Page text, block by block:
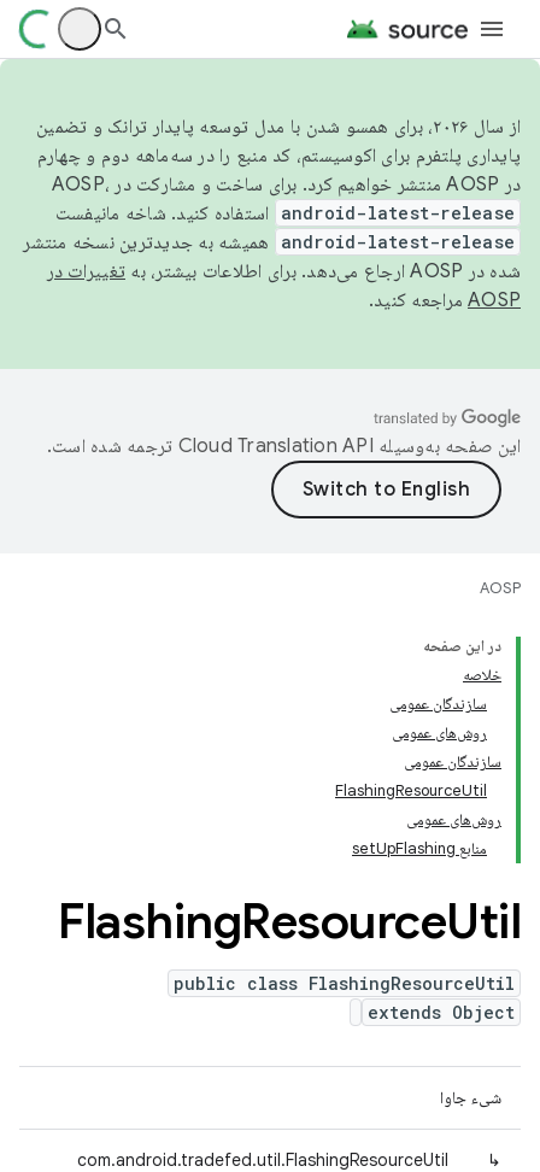
از سال ۲۰۲۶، برای همسو شدن با مدل توسعه پایدار ترانک و تضمین
پایداری پلتفرم برای اکوسیستم، کد منبع را در سه‌ماهه دوم و چهارم
در AOSP منتشر خواهیم کرد. برای ساخت و مشارکت در AOSP،
android-latest-release استفاده کنید. شاخه مانیفست
android-latest-release
همیشه به جدیدترین نسخه منتشر
شده در AOSP ارجاع می‌دهد. برای اطلاعات بیشتر، به
تغییرات در
AOSP مراجعه کنید.
این صفحه به‌وسیله ترجمه شده است.
AOSP
در این صفحه
خلاصه
سازندگان عمومی
روش‌های عمومی
سازندگان عمومی
FlashingResourceUtil
روش‌های عمومی
منابع setUpFlashing
FlashingResourceUtil
public class FlashingResourceUtil
extends Object
شیء جاوا
↳
com.android.tradefed.util.FlashingResourceUtil